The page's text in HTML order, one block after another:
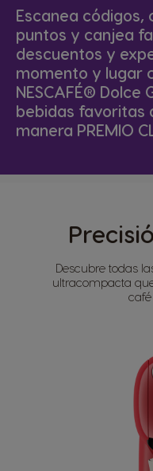
Escanea códigos,
puntos y canjea
descuentos y
momento y lugar
NESCAFÉ®
bebidas favoritas
manera PREMIO
Descubre todas
ultracompacta
café